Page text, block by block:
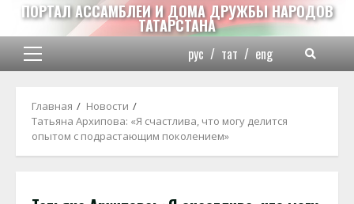
Перейти
содержимому
ПОРТАЛ АССАМБЛЕИ И ДОМА ДРУЖБЫ НАРОДОВ
ТАТАРСТАНА
Основное
рус / тат / eng
Главная
Новости
Татьяна Архипова: «Я счастлива, что могу делится
опытом с подрастающим поколением»